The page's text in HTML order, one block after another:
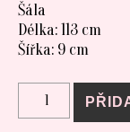
Šála
Délka: 113 cm
Šířka: 9 cm
KABÁT lehký